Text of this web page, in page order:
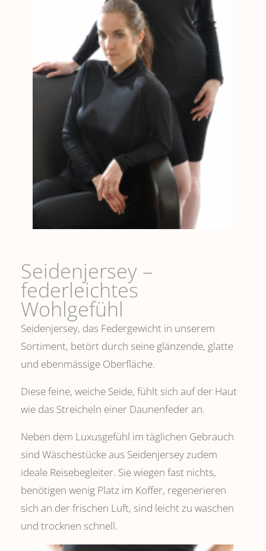
Seidenjersey –
federleichtes
Wohlgefühl
Seidenjersey, das Federgewicht in unserem
Sortiment, betört durch seine glänzende, glatte
und ebenmässige Oberfläche.
Diese feine, weiche Seide, fühlt sich auf der Haut
wie das Streicheln einer Daunenfeder an.
Neben dem Luxusgefühl im täglichen Gebrauch
sind Wäschestücke aus Seidenjersey zudem
ideale Reisebegleiter. Sie wiegen fast nichts,
benötigen wenig Platz im Koffer, regenerieren
sich an der frischen Luft, sind leicht zu waschen
und trocknen schnell.